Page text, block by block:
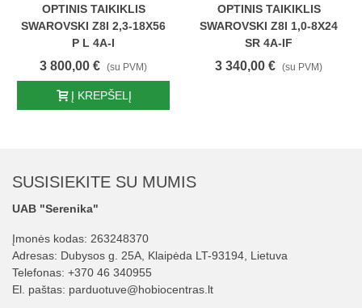
OPTINIS TAIKIKLIS
SWAROVSKI Z8I 2,3-18X56
P L 4A-I
3 800,00 € (su PVM)
Į KREPŠELĮ
OPTINIS TAIKIKLIS
SWAROVSKI Z8I 1,0-8X24
SR 4A-IF
3 340,00 € (su PVM)
SUSISIEKITE SU MUMIS
UAB "Serenika"
Įmonės kodas: 263248370
Adresas: Dubysos g. 25A, Klaipėda LT-93194, Lietuva
Telefonas: +370 46 340955
El. paštas: parduotuve@hobiocentras.lt